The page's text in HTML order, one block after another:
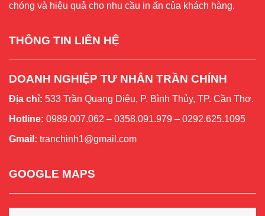
chóng và hiệu quả cho nhu cầu in ấn của khách hàng.
THÔNG TIN LIÊN HỆ
DOANH NGHIỆP TƯ NHÂN TRẦN CHÍNH
Địa chỉ: 533 Trần Quang Diệu, P. Bình Thủy, TP. Cần Thơ.
Hotline: 0989.007.062 – 0358.091.979 – 0292.625.1095
Gmail: tranchinh1@gmail.com
GOOGLE MAPS